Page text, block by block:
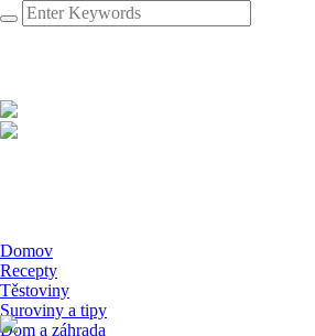
Domov
Recepty
Těstoviny
Suroviny a tipy
Dom a záhrada